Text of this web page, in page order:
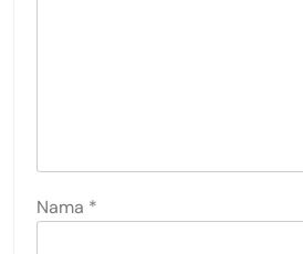
Nama *